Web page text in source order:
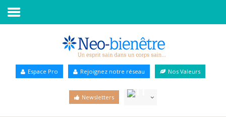
Annuaire Bien-être
Espace Pro Rejoignez notre réseau Nos Valeurs
Newsletters